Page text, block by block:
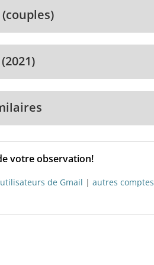
votre observation!
utilisateurs de Gmail |autres comptes